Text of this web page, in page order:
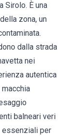
Sirolo. È una
zona, un
dalla strada
nei
autentica
balneari veri
essenziali per